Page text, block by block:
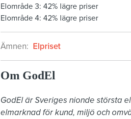
Elområde 3: 42% lägre priser
Elområde 4: 42% lägre priser
Ämnen: Elpriset
Om GodEl
GodEl är Sveriges nionde största
elmarknad för kund, miljö och